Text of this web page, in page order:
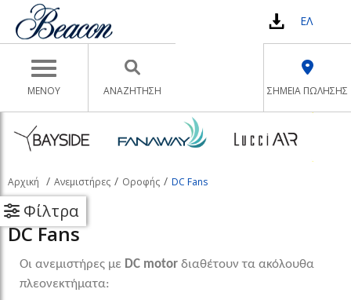
Toggle navigation
ΜΕΝΟΥ
ΕΛ
ΣΗΜΕΙΑ ΠΩΛΗΣΗΣ
ΑΝΑΖΉΤΗΣΗ
Αρχική Ανεμιστήρες Οροφής DC Fans
Φίλτρα
DC Fans
Οι ανεμιστήρες με DC motor διαθέτουν τα ακόλουθα
πλεονεκτήματα: